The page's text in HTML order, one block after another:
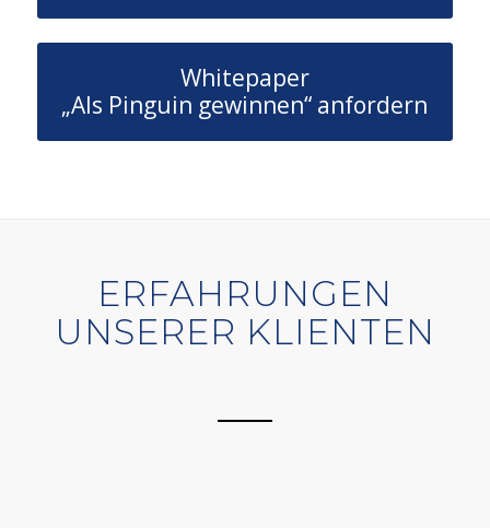
Whitepaper
„Als Pinguin gewinnen“ anfordern
ERFAHRUNGEN
UNSERER KLIENTEN